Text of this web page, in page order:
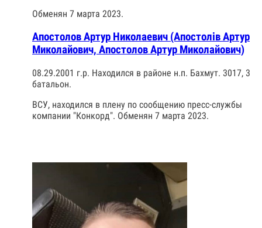
Обменян 7 марта 2023.
Апостолов Артур Николаевич (Апостолів Артур
Миколайович, Апостолов Артур Миколайович)
08.29.2001 г.р. Находился в районе н.п. Бахмут. 3017, 3
батальон.
ВСУ, находился в плену по сообщению пресс-службы
компании "Конкорд". Обменян 7 марта 2023.